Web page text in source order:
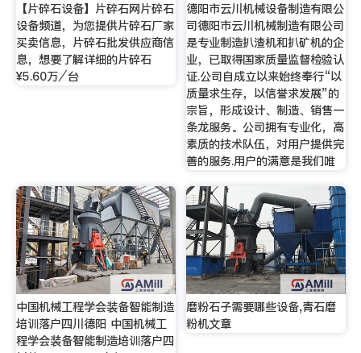
【片碎石设备】片碎石网片碎石
设备频道，为您提供片碎石厂家
买卖信息，片碎石批发供应商信
息，想要了解详细的片碎石
¥5.60万⁄台
德阳市云川机械设备制造有限公
司德阳市云川机械制造有限公司
是专业制造扒渣机和扒矿机的企
业，已取得国家质量监督检验认
证.公司自成立以来始终奉行“以
质量求生存，以信誉求发展”的
宗旨，形成设计、制造、销售一
条龙服务。公司拥有专业化，高
素质的技术队伍，对用户提供完
善的服务.用户的满意是我们唯
中国机械工程学会装备智能制造
培训落户四川德阳 中国机械工
程学会装备智能制造培训落户四
磨粉石子需要哪些设备,青石磨
粉机文章